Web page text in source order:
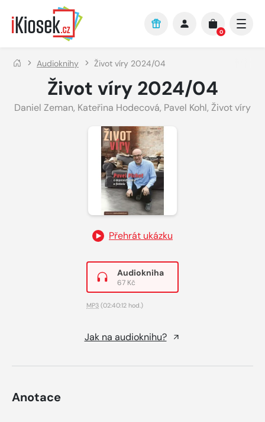
Přejít na hlavní obsah
0
Audioknihy Život víry 2024/04
Život víry 2024/04
Daniel Zeman, Kateřina Hodecová, Pavel Kohl, Život víry
Přehrát ukázku
Audiokniha
67 Kč
MP3 (02:40:12 hod.)
Jak na audioknihu?
Anotace